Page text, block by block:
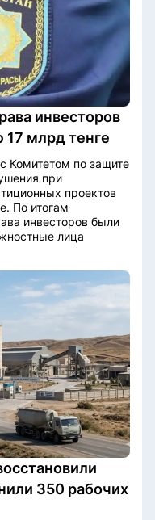
инвесторов
млрд тенге
Комитетом по защите
при
проектов
По итогам
инвесторов были
лица
350 рабочих